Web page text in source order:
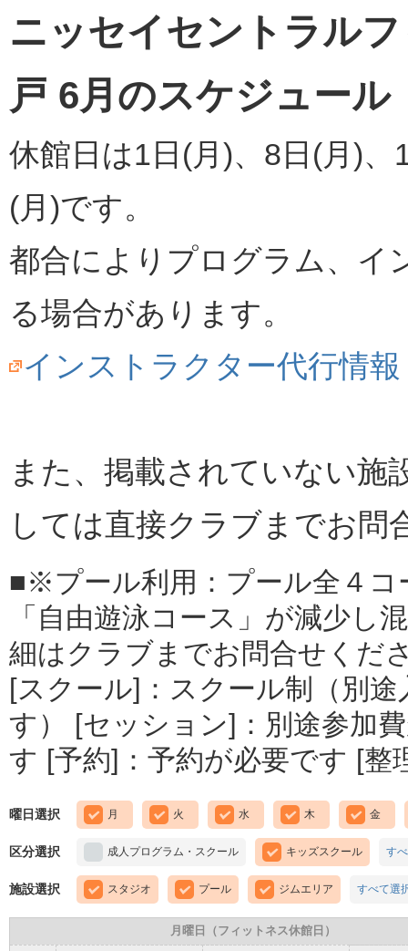
ニッセイセントラル
戸 6月のスケジュール
休館日は1日(月)、8日(月)
(月)です。
都合によりプログラム、イ
る場合があります。
インストラクター代行情報
また、掲載されていない施
しては直接クラブまでお問
■※プール利用：プール全４
「自由遊泳コース」が減少し
細はクラブまでお問合せくだ
[スクール]：スクール制（別
す） [セッション]：別途参加
す [予約]：予約が必要です [整
曜日選択 月 火 水 木 金
区分選択 成人プログラム・スクール キッズスクール す
施設選択 スタジオ プール ジムエリア すべて選
月曜日（フィットネス休館日）